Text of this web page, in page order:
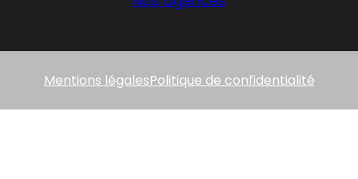
Mentions légalesPolitique de confidentialité